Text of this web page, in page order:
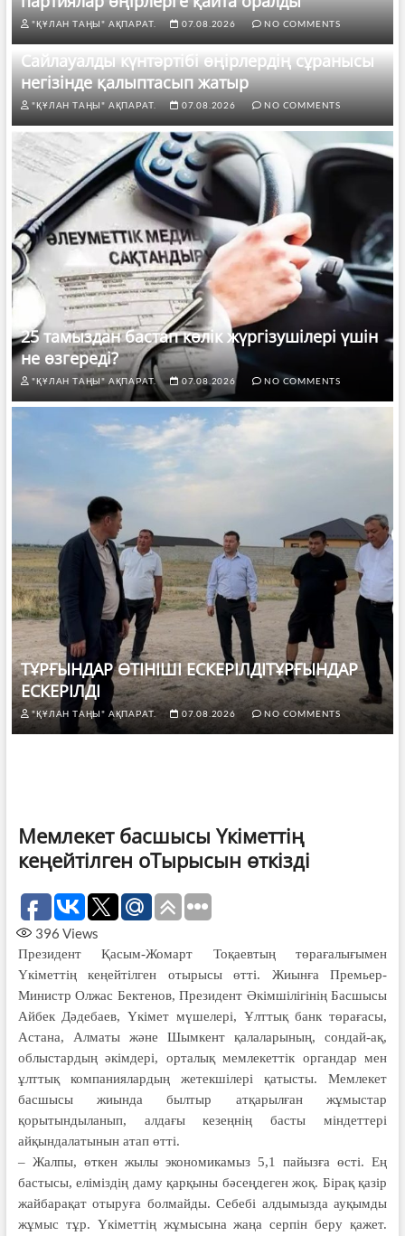
"ҚҰЛАН ТАҢЫ" АҚПАРАТ. 07.08.2026 NO COMMENTS
Сайлауалды күнтәртібі өңірлердің сұранысы
негізінде қалыптасып жатыр
"ҚҰЛАН ТАҢЫ" АҚПАРАТ. 07.08.2026 NO COMMENTS
25 тамыздан бастап көлік жүргізушілері үшін
не өзгереді?
"ҚҰЛАН ТАҢЫ" АҚПАРАТ. 07.08.2026 NO COMMENTS
ТҰРҒЫНДАР ӨТІНІШІ ЕСКЕРІЛДІТҰРҒЫНДАР
ЕСКЕРІЛДІ
"ҚҰЛАН ТАҢЫ" АҚПАРАТ. 07.08.2026 NO COMMENTS
Мемлекет басшысы Үкіметтің
кеңейтілген оТырысын өткізді
396 Views
Президент Қасым-Жомарт Тоқаевтың төрағалығымен
Үкіметтің кеңейтілген отырысы өтті. Жиынға Премьер-
Министр Олжас Бектенов, Президент Әкімшілігінің Басшысы
Айбек Дәдебаев, Үкімет мүшелері, Ұлттық банк төрағасы,
Астана, Алматы және Шымкент қалаларының, сондай-ақ,
облыстардың әкімдері, орталық мемлекеттік органдар мен
ұлттық компаниялардың жетекшілері қатысты. Мемлекет
басшысы жиында былтыр атқарыл­ған жұмыстар
қорытындыланып, алдағы кезеңнің басты міндеттері
айқындалатынын атап өтті.
– Жалпы, өткен жылы экономикамыз 5,1 пайызға өсті. Ең
бастысы, еліміздің даму қарқыны бәсеңдеген жоқ. Бірақ қазір
жайбарақат отыруға болмайды. Себебі алдымызда ауқымды
жұмыс тұр. Үкіметтің жұмысына жаңа серпін беру қажет.